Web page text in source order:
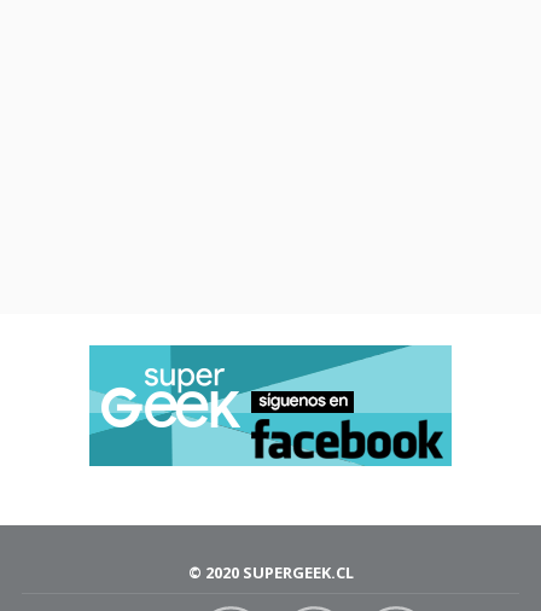
© 2020 SUPERGEEK.CL